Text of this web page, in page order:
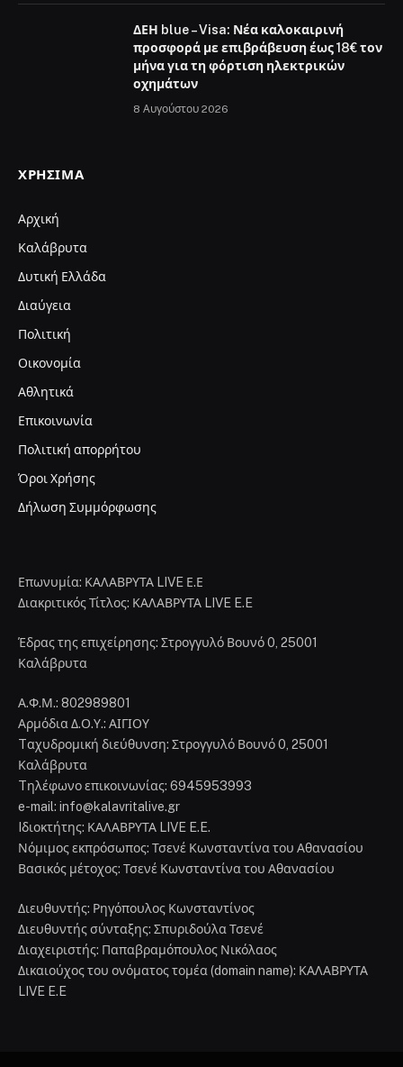
ΔΕΗ blue – Visa: Νέα καλοκαιρινή
προσφορά με επιβράβευση έως 18€ τον
μήνα για τη φόρτιση ηλεκτρικών
οχημάτων
8 Αυγούστου 2026
ΧΡΉΣΙΜΑ
Αρχική
Καλάβρυτα
Δυτική Ελλάδα
Διαύγεια
Πολιτική
Οικονομία
Αθλητικά
Επικοινωνία
Πολιτική απορρήτου
Όροι Χρήσης
Δήλωση Συμμόρφωσης
Επωνυμία: ΚΑΛΑΒΡΥΤΑ LIVE Ε.Ε
Διακριτικός Τίτλος: ΚΑΛΑΒΡΥΤΑ LIVE E.E
Έδρας της επιχείρησης: Στρογγυλό Βουνό 0, 25001
Καλάβρυτα
Α.Φ.Μ.: 802989801
Αρμόδια Δ.Ο.Υ.: ΑΙΓΙΟΥ
Tαχυδρομική διεύθυνση: Στρογγυλό Βουνό 0, 25001
Καλάβρυτα
Tηλέφωνο επικοινωνίας: 6945953993
e-mail: info@kalavritalive.gr
Iδιοκτήτης: ΚΑΛΑΒΡΥΤΑ LIVE E.E.
Νόμιμος εκπρόσωπος: Τσενέ Κωνσταντίνα του Αθανασίου
Βασικός μέτοχος: Τσενέ Κωνσταντίνα του Αθανασίου
Διευθυντής: Ρηγόπουλος Κωνσταντίνος
Διευθυντής σύνταξης: Σπυριδούλα Τσενέ
Διαχειριστής: Παπαβραμόπουλος Νικόλαος
Δικαιούχος του ονόματος τομέα (domain name): ΚΑΛΑΒΡΥΤΑ
LIVE E.E